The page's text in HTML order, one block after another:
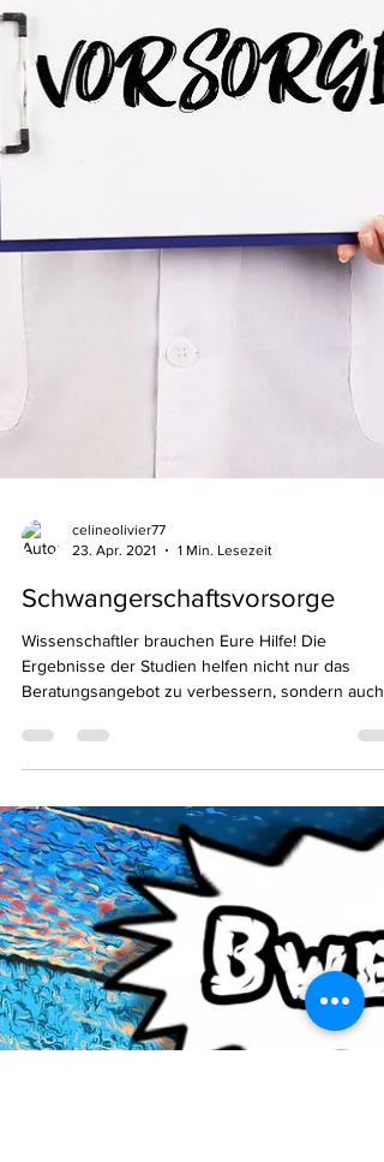
celineolivier77
23. Apr. 2021
1 Min. Lesezeit
Schwangerschaftsvorsorge
Wissenschaftler brauchen Eure Hilfe! Die
Ergebnisse der Studien helfen nicht nur das
Beratungsangebot zu verbessern, sondern auch
eure...